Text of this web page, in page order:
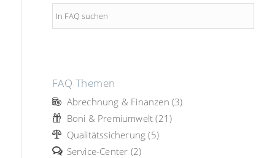
FAQ Themen
Abrechnung & Finanzen (3)
Boni & Premiumwelt (21)
Qualitätssicherung (5)
Service-Center (2)